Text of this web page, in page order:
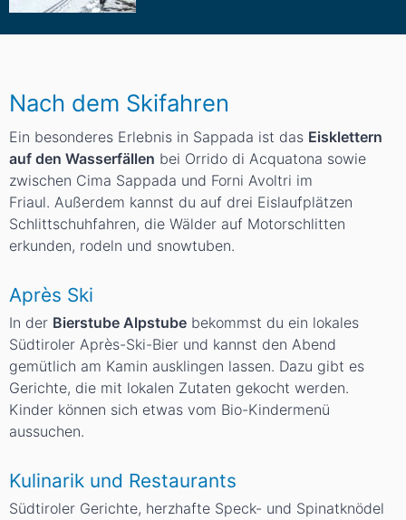
Nach dem Skifahren
Ein besonderes Erlebnis in Sappada ist das Eisklettern
auf den Wasserfällen bei Orrido di Acquatona sowie
zwischen Cima Sappada und Forni Avoltri im
Friaul. Außerdem kannst du auf drei Eislaufplätzen
Schlittschuhfahren, die Wälder auf Motorschlitten
erkunden, rodeln und snowtuben.
Après Ski
In der Bierstube Alpstube bekommst du ein lokales
Südtiroler Après-Ski-Bier und kannst den Abend
gemütlich am Kamin ausklingen lassen. Dazu gibt es
Gerichte, die mit lokalen Zutaten gekocht werden.
Kinder können sich etwas vom Bio-Kindermenü
aussuchen.
Kulinarik und Restaurants
Südtiroler Gerichte, herzhafte Speck- und Spinatknödel